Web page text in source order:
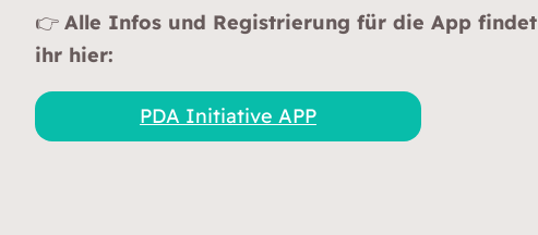
👉 Alle Infos und Registrierung für die App findet
ihr hier:
PDA Initiative APP